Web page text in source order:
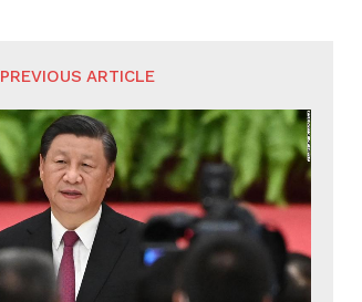
PREVIOUS ARTICLE